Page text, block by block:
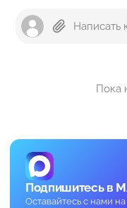
Пока
Подпишитесь в
Оставайтесь с нами